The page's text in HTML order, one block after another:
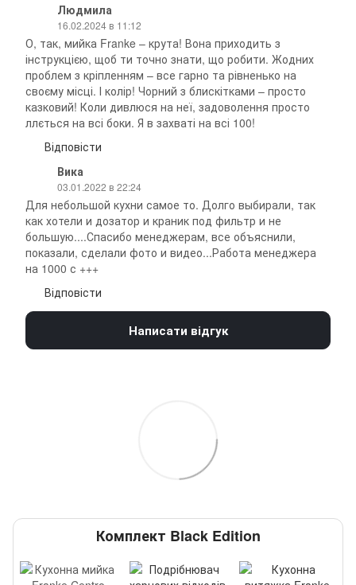
Людмила
16.02.2024 в 11:12
О, так, мийка Franke – крута! Вона приходить з
інструкцією, щоб ти точно знати, що робити. Жодних
проблем з кріпленням – все гарно та рівненько на
своєму місці. І колір! Чорний з блискітками – просто
казковий! Коли дивлюся на неї, задоволення просто
ллється на всі боки. Я в захваті на всі 100!
Відповісти
Вика
03.01.2022 в 22:24
Для небольшой кухни самое то. Долго выбирали, так
как хотели и дозатор и краник под фильтр и не
большую....Спасибо менеджерам, все объяснили,
показали, сделали фото и видео...Работа менеджера
на 1000 с +++
Відповісти
Написати відгук
Чорний комплект зі знижкою